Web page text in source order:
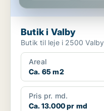
Butik i Valby
Butik til leje i 2500 Valby
Areal
Ca. 65 m2
Pris pr. md.
Ca. 13.000 pr md